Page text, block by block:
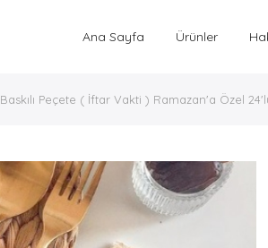
Ana Sayfa Ürünler
Baskılı Peçete ( İftar Vakti ) Ramazan'a Özel